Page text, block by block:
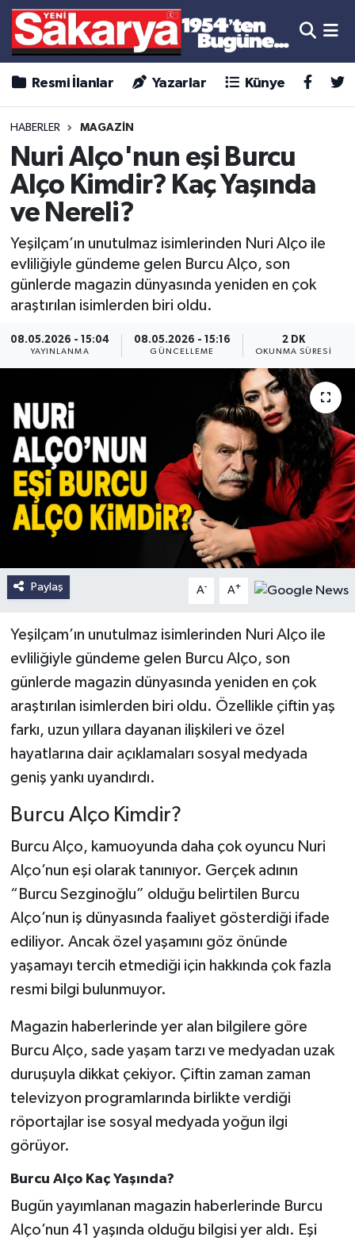
Resmi İlanlar Yazarlar Künye
HABERLER MAGAZİN
Nuri Alço'nun eşi Burcu
Alço Kimdir? Kaç Yaşında
ve Nereli?
Yeşilçam’ın unutulmaz isimlerinden Nuri Alço ile
evliliğiyle gündeme gelen Burcu Alço, son
günlerde magazin dünyasında yeniden en çok
araştırılan isimlerden biri oldu.
08.05.2026 - 15:04
YAYINLANMA
08.05.2026 - 15:16
GÜNCELLEME
2 DK
OKUNMA SÜRESI
Paylaş A- A+
Yeşilçam’ın unutulmaz isimlerinden Nuri Alço ile
evliliğiyle gündeme gelen Burcu Alço, son
günlerde magazin dünyasında yeniden en çok
araştırılan isimlerden biri oldu. Özellikle çiftin yaş
farkı, uzun yıllara dayanan ilişkileri ve özel
hayatlarına dair açıklamaları sosyal medyada
geniş yankı uyandırdı.
Burcu Alço Kimdir?
Burcu Alço, kamuoyunda daha çok oyuncu Nuri
Alço’nun eşi olarak tanınıyor. Gerçek adının
“Burcu Sezginoğlu” olduğu belirtilen Burcu
Alço’nun iş dünyasında faaliyet gösterdiği ifade
ediliyor. Ancak özel yaşamını göz önünde
yaşamayı tercih etmediği için hakkında çok fazla
resmi bilgi bulunmuyor.
Magazin haberlerinde yer alan bilgilere göre
Burcu Alço, sade yaşam tarzı ve medyadan uzak
duruşuyla dikkat çekiyor. Çiftin zaman zaman
televizyon programlarında birlikte verdiği
röportajlar ise sosyal medyada yoğun ilgi
görüyor.
Burcu Alço Kaç Yaşında?
Bugün yayımlanan magazin haberlerinde Burcu
Alço’nun 41 yaşında olduğu bilgisi yer aldı. Eşi